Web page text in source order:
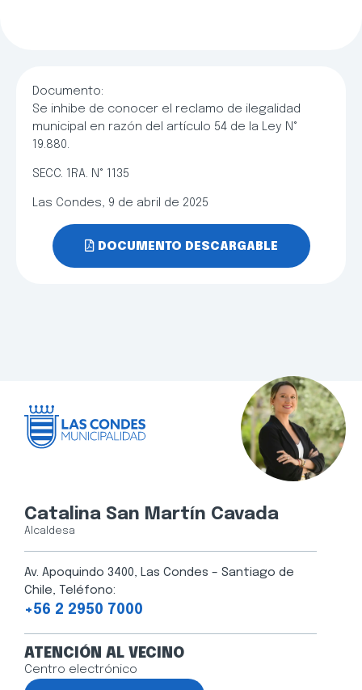
Documento:
Se inhibe de conocer el reclamo de ilegalidad
municipal en razón del artículo 54 de la Ley N°
19.880.
SECC. 1RA. N° 1135
Las Condes, 9 de abril de 2025
DOCUMENTO DESCARGABLE
Catalina San Martín Cavada
Alcaldesa
Av. Apoquindo 3400, Las Condes – Santiago de
Chile, Teléfono:
+56 2 2950 7000
ATENCIÓN AL VECINO
Centro electrónico